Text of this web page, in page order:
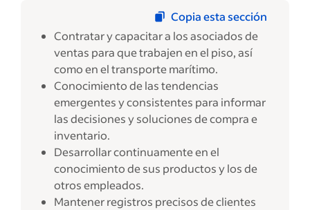
Copia esta sección
Contratar y capacitar a los asociados de
ventas para que trabajen en el piso, así
como en el transporte marítimo.
Conocimiento de las tendencias
emergentes y consistentes para informar
las decisiones y soluciones de compra e
inventario.
Desarrollar continuamente en el
conocimiento de sus productos y los de
otros empleados.
Mantener registros precisos de clientes